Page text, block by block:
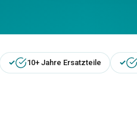
10+ Jahre Ersatzteile